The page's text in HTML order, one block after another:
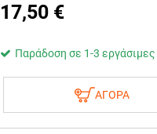
17,50 €
Παράδοση σε 1-3 εργάσιμες
ΑΓΟΡΑ